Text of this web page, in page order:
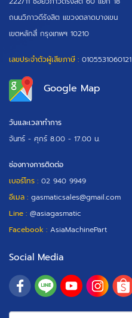
ถนนวิภาวดีรังสิต แขวงตลาดบางเขน
เขตหลักสี่ กรุงเทพฯ 10210
เลขประจำตัวผู้เสียภาษี : 0105531060121
Google Map
วันและเวลาทำการ
จันทร์ - ศุกร์ 8.00 - 17.00 น.
ช่องทางการติดต่อ
เบอร์โทร : 02 940 9949
อีเมล : gasmaticsales@gmail.com
Line : @asiagasmatic
Facebook : AsiaMachinePart
Social Media